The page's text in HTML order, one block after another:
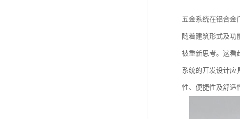
五金系统在铝合金
随着建筑形式及功
被重新思考。这看
系统的开发设计应
性、便捷性及舒适